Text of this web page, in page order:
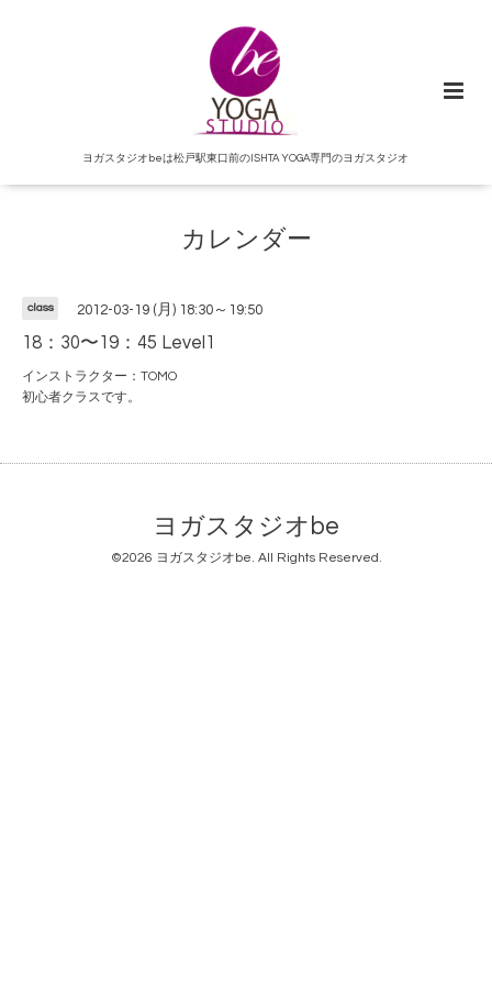
ヨガスタジオbeは松戸駅東口前のISHTA YOGA専門のヨガスタジオ
カレンダー
class 2012-03-19 (月) 18:30～19:50
18：30〜19：45 Level1
インストラクター：TOMO
初心者クラスです。
ヨガスタジオbe
©2026 ヨガスタジオbe. All Rights Reserved.